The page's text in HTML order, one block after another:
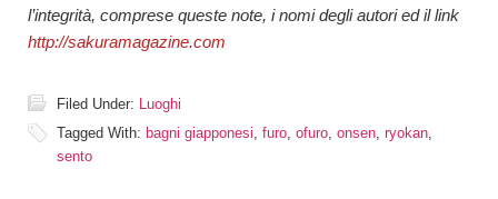
l’integrità, comprese queste note, i nomi degli autori ed il link
http://sakuramagazine.com
Filed Under: Luoghi
Tagged With: bagni giapponesi, furo, ofuro, onsen, ryokan,
sento